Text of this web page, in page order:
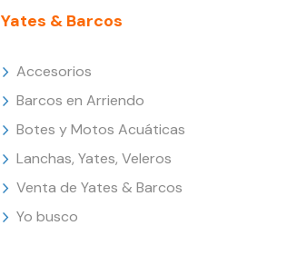
Yates & Barcos
Accesorios
Barcos en Arriendo
Botes y Motos Acuáticas
Lanchas, Yates, Veleros
Venta de Yates & Barcos
Yo busco